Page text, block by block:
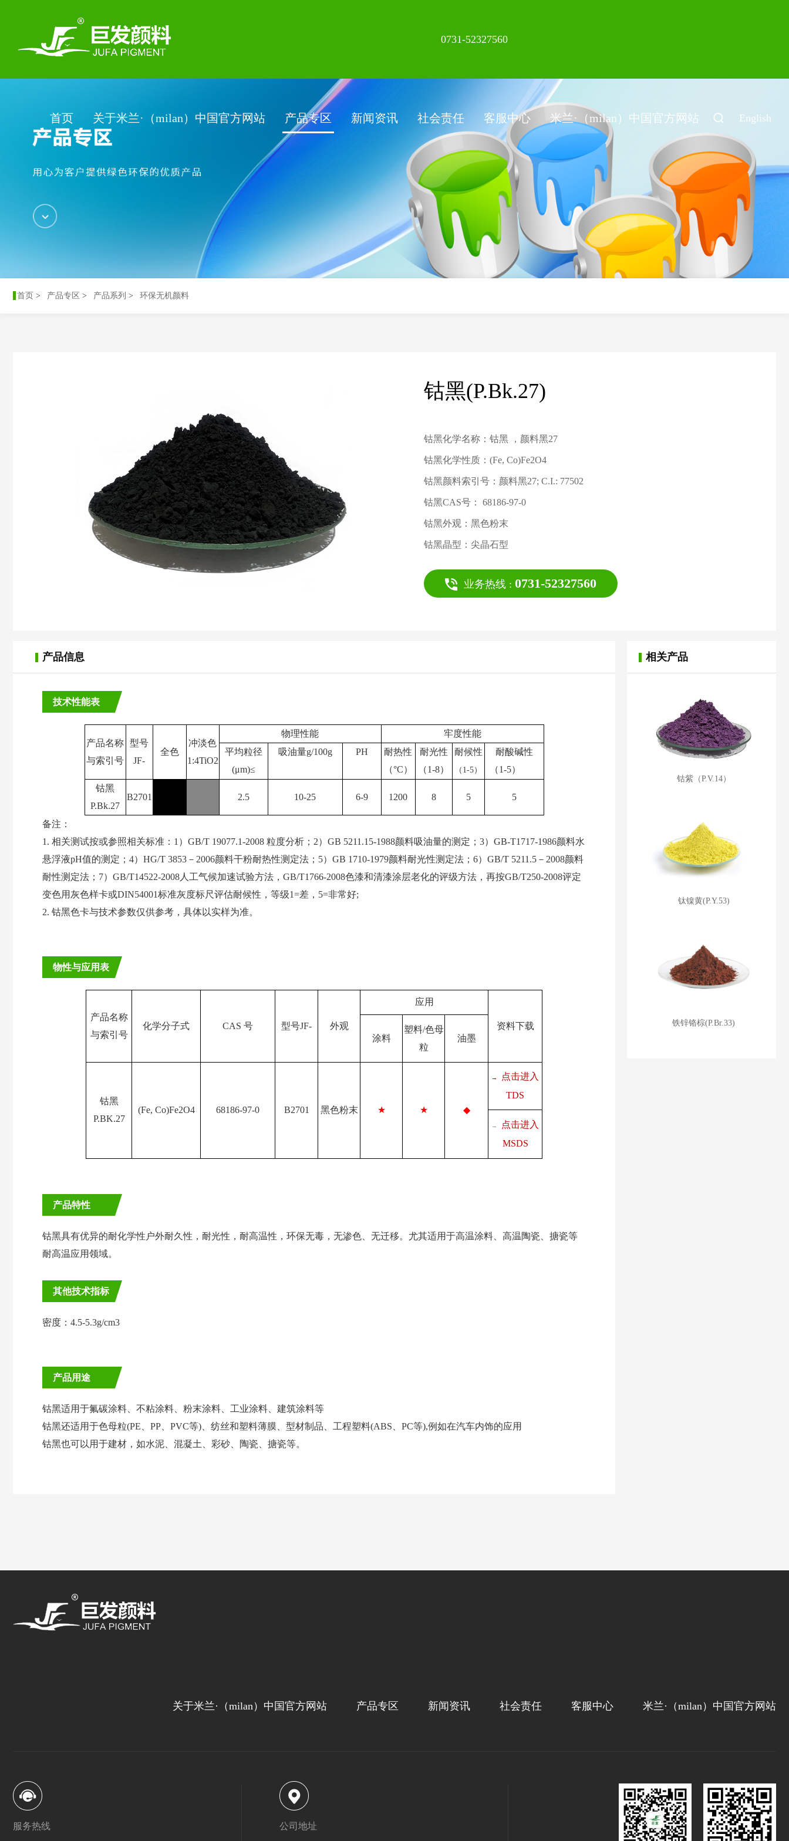
0731-52327560
首页 关于米兰·（milan）中国官方网站 产品专区 新闻资讯 社会责任 客服中心 米兰·（milan）中国官方网站 English
首页 > 产品专区 > 产品系列 > 环保无机颜料
钴黑(P.Bk.27)
钴黑化学名称： 钴黑 ，颜料黑27
钴黑化学性质： (Fe, Co)Fe2O4
钴黑颜料索引号： 颜料黑27; C.I.: 77502
钴黑CAS号： 68186-97-0
钴黑外观：黑色粉末
钴黑晶型：尖晶石型
业务热线 : 0731-52327560
产品信息
技术性能表
产品名称
与索引号
型号
JF-
全色
冲淡色
1:4TiO2
物理性能
牢度性能
平均粒径
(μm)≤
吸油量g/100g PH
耐热性
（°C）
耐光性
（1-8）
耐候性
（ 1-5）
耐酸碱性
（1-5）
钴黑
P.Bk.27
B2701 2.5 10-25 6-9 1200 8 5 5
备注：
1. 相关测试按或参照相关标准：1）GB/T 19077.1-2008 粒度分析；2）GB 5211.15-1988颜料吸油量的测定；3）GB-T1717-1986颜料水
悬浮液pH值的测定；4）HG/T 3853－2006颜料干粉耐热性测定法；5）GB 1710-1979颜料耐光性测定法；6）GB/T 5211.5－2008颜料
耐性测定法；7）GB/T14522-2008人工气候加速试验方法，GB/T1766-2008色漆和清漆涂层老化的评级方法，再按GB/T250-2008评定
变色用灰色样卡或DIN54001标准灰度标尺评估耐候性，等级1=差，5=非常好;
2. 钴黑色卡与技术参数仅供参考，具体以实样为准。
物性与应用表
产品名称
与索引号
化学分子式 CAS 号 型号JF- 外观
应用
资料下载
涂料
塑料/色母
粒
油墨
钴黑
P.BK.27
(Fe, Co)Fe2O4 68186-97-0 B2701 黑色粉末 ★ ★ ◆
→
点击进入
TDS
→
点击进入
MSDS
产品特性
钴黑具有优异的耐化学性户外耐久性，耐光性，耐高温性，环保无毒， 无渗色、无迁移。 尤其适用于高温涂料、高温陶瓷、搪瓷等
耐高温应用领域。
其他技术指标
密度： 4.5-5.3g/cm3
产品用途
钴黑适用于氟碳涂料、不粘涂料、粉末涂料、工业涂料、建筑涂料等
钴黑还适用于色母粒(PE、PP、PVC等)、纺丝和塑料薄膜、型材制品 工程塑料(ABS、PC等),例如在汽车内饰的应用
钴黑也可以用于建材，如水泥、混凝土、彩砂 陶瓷、搪瓷等。
相关产品
钴紫（P.V.14）
钛镍黄(P.Y.53)
铁锌铬棕(P.Br.33)
关于米兰·（milan）中国官方网站 产品专区 新闻资讯 社会责任 客服中心 米兰·（milan）中国官方网站
服务热线 公司地址